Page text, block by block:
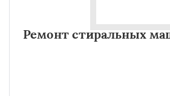
Ремонт стиральных